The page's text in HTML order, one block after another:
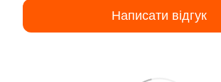
Написати відгук